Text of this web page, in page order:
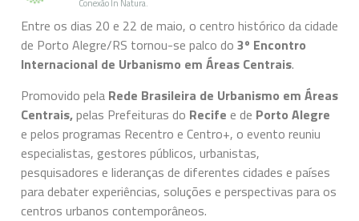
Conexão In Natura.
Entre os dias 20 e 22 de maio, o centro histórico da cidade
de Porto Alegre/RS tornou-se palco do 3º Encontro
Internacional de Urbanismo em Áreas Centrais.
Promovido pela Rede Brasileira de Urbanismo em Áreas
Centrais,pelas Prefeituras do Recife e de Porto Alegre
e pelos programas Recentro e Centro+, o evento reuniu
especialistas, gestores públicos, urbanistas,
pesquisadores e lideranças de diferentes cidades e países
para debater experiências, soluções e perspectivas para os
centros urbanos contemporâneos.